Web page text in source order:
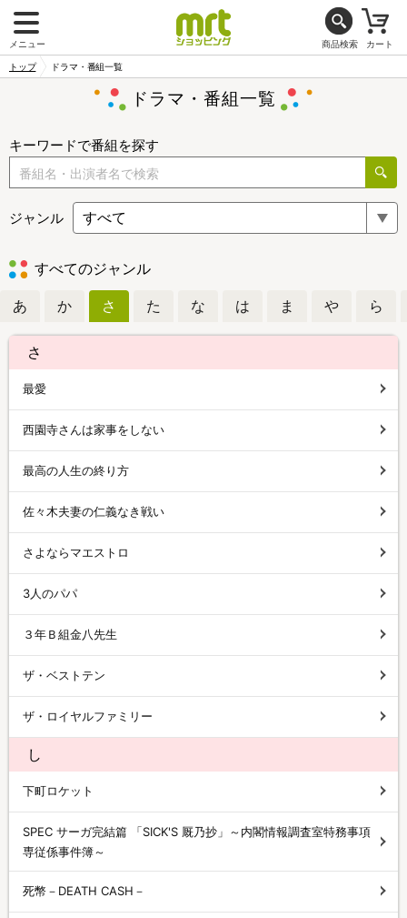
メニュー 商品検索 カート
トップ ドラマ・番組一覧
ドラマ・番組一覧
キーワードで番組を探す
ジャンル
すべてのジャンル
あ か さ た な は ま や ら
さ
最愛
西園寺さんは家事をしない
最高の人生の終り方
佐々木夫妻の仁義なき戦い
さよならマエストロ
3人のパパ
３年Ｂ組金八先生
ザ・ベストテン
ザ・ロイヤルファミリー
し
下町ロケット
SPEC サーガ完結篇 「SICK'S 厩乃抄」～内閣情報調査室特務事項
専従係事件簿～
死幣－DEATH CASH－